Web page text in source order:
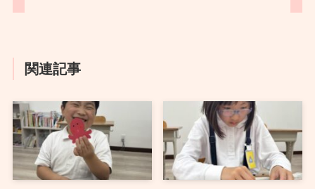
関連記事